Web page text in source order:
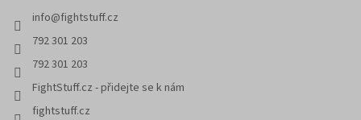
info@fightstuff.cz
792 301 203
792 301 203
FightStuff.cz - přidejte se k nám
fightstuff.cz